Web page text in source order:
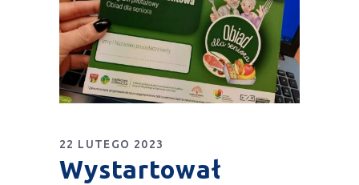
22 LUTEGO 2023
Wystartował